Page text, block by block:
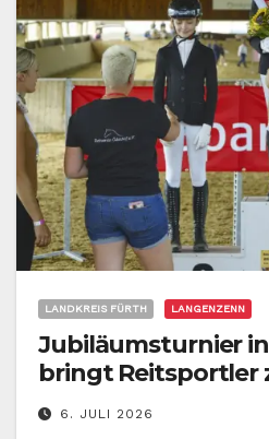
LANDKREIS FÜRTH LANGENZENN
Jubiläumsturnier
bringt Reitsportler
6. JULI 2026